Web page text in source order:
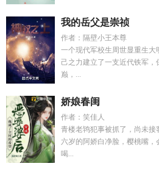
我的岳父是崇祯
作者：隔壁小王本尊
一个现代军校生周世显重生
己之力建立了一支近代铁军
巅，...
娇娘春闺
作者：笑佳人
青楼老鸨犯事被抓了，尚未
六岁的阿娇白净脸，樱桃嘴，
喝...